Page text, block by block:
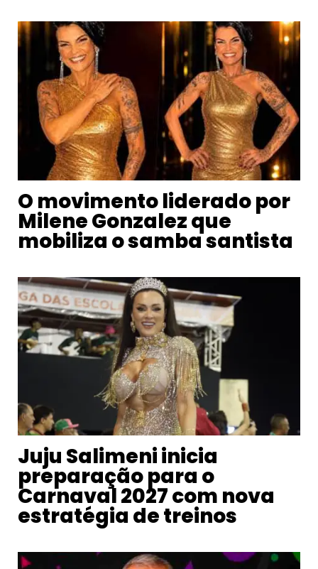
O movimento liderado por
Milene Gonzalez que
mobiliza o samba santista
Juju Salimeni inicia
preparação para o
Carnaval 2027 com nova
estratégia de treinos